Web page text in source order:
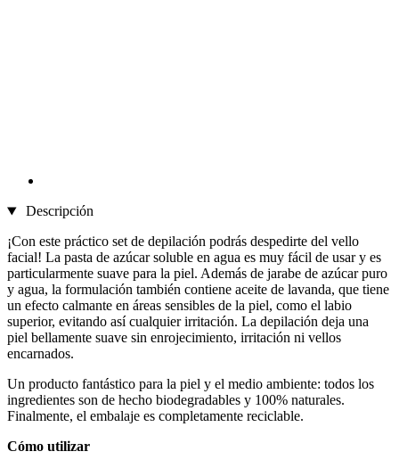
Descripción
¡Con este práctico set de depilación podrás despedirte del vello
facial! La pasta de azúcar soluble en agua es muy fácil de usar y es
particularmente suave para la piel. Además de jarabe de azúcar puro
y agua, la formulación también contiene aceite de lavanda, que tiene
un efecto calmante en áreas sensibles de la piel, como el labio
superior, evitando así cualquier irritación. La depilación deja una
piel bellamente suave sin enrojecimiento, irritación ni vellos
encarnados.
Un producto fantástico para la piel y el medio ambiente: todos los
ingredientes son de hecho biodegradables y 100% naturales.
Finalmente, el embalaje es completamente reciclable.
Cómo utilizar